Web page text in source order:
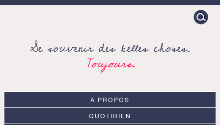
Search
for:
Se souvenir des belles choses.
Toujours.
A PROPOS
QUOTIDIEN